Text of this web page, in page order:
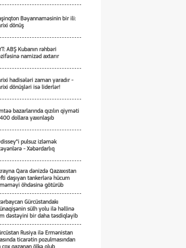
Bəyannaməsinin bir ili:
dönüş
ABŞ Kubanın rəhbəri
namizəd axtarır
hadisələri zaman yaradır -
dönüşləri isə liderlər!
bazarlarında qızılın qiyməti
dollara yaxınlaşıb
pulsuz izləmək
- Xəbərdarlıq
Qara dənizdə Qazaxıstan
daşıyan tankerlərə hücum
öhdəsinə götürüb
Gürcüstandakı
sülh yolu ilə həllinə
dəstəyini bir daha təsdiqləyib
Rusiya ilə Ermənistan
ticarətin pozulmasından